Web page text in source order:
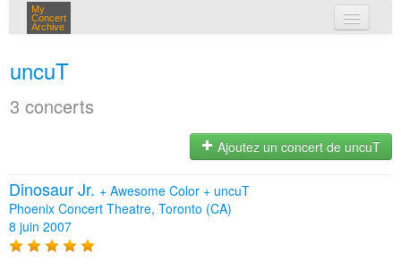
My
Concert
Archive
uncuT
3 concerts
Ajoutez un concert de uncuT
Dinosaur Jr. + Awesome Color + uncuT
Phoenix Concert Theatre, Toronto (CA)
8 juin 2007